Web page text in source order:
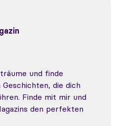
und finde
die dich
Finde mit mir und
den perfekten